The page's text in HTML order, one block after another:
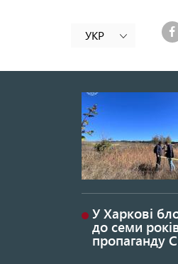
УКР
У Харкові
до семи
пропаганду